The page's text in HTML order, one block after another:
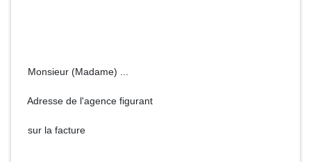
Monsieur (Madame) ...
Adresse de l'agence figurant
sur la facture